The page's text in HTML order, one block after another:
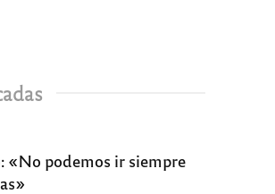
«No podemos ir siempre